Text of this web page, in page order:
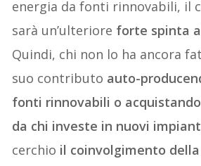
energia da fonti rinnovabili, il
sarà un’ulteriore forte spinta
Quindi, chi non lo ha ancora
suo contributo auto-
fonti rinnovabili o
da chi investe in nuovi
cerchio il coinvolgimento